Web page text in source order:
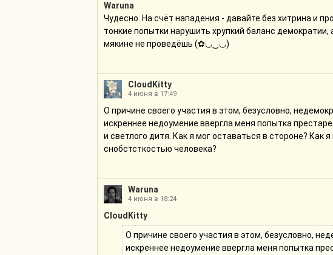
Waruna
Чудесно. На счёт нападения - давайте без хитрина и
тонкие попытки нарушить хрупкий баланс
мякине не проведёшь (✿◡‿◡)
CloudKitty
4 июня в 17:49
О причине своего участия в этом, безусловно,
искреннее недоумение ввергла меня попытка
и светлого дитя. Как я мог оставаться в стороне? Как
снобстсткостью человека?
Waruna
4 июня в 18:24
CloudKitty
О причине своего участия в этом, безусловно,
искреннее недоумение ввергла меня попытка